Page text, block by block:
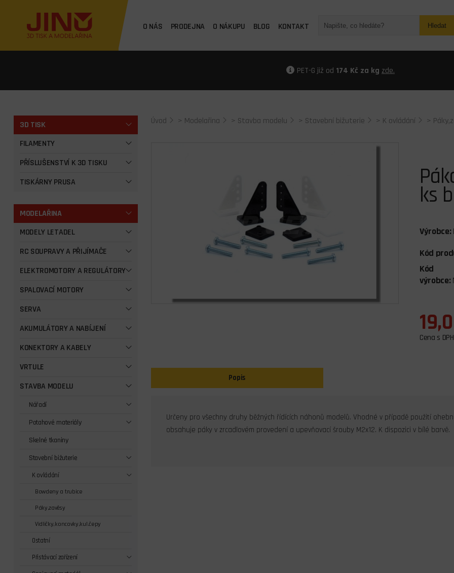
O NÁS PRODEJNA O NÁKUPU BLOG KONTAKT Hledat
PET-G již od 174 Kč za kg zde.
3D TISK
FILAMENTY
PŘÍSLUŠENSTVÍ K 3D TISKU
TISKÁRNY PRUSA
MODELAŘINA
MODELY LETADEL
RC SOUPRAVY A PŘIJÍMAČE
ELEKTROMOTORY A REGULÁTORY
SPALOVACÍ MOTORY
SERVA
AKUMULÁTORY A NABÍJENÍ
KONEKTORY A KABELY
VRTULE
STAVBA MODELU
Nářadí
Potahové materiály
Skelné tkaniny
Stavební bižuterie
K ovládání
Bowdeny a trubice
Páky,zavěsy
Vidličky,koncovky,kul.čepy
Ostatní
Přistávací zařízení
Úvod > Modelařina > Stavba modelu > Stavební bižuterie > K ovládání >
ks
Výrobce:
Kód
Kód
výrobce:
Cena s DPH
Popis
Určeny pro všechny druhy běžných řídících náhonů modelů. Vhodné v případě použití
obsahuje páky v zrcadlovém provedení a upevňovací šrouby M2x12. K dispozici v bílé barvě.